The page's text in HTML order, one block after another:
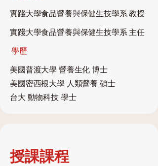
實踐大學食品營養與保健生技學系 教授
實踐大學食品營養與保健生技學系 主任
學歷
美國普渡大學 營養生化 博士
美國密西根大學 人類營養 碩士
台大 動物科技 學士
授課課程